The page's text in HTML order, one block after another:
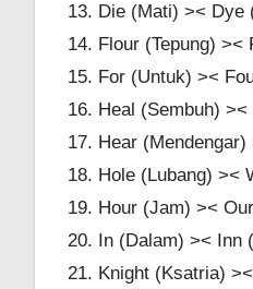
13. Die (Mati) >< Dye
14. Flour (Tepung) ><
15. For (Untuk) ><
16. Heal (Sembuh)
17. Hear
18. Hole (Lubang) ><
19. Hour (Jam) ><
20. In (Dalam) >< Inn
21. Knight (Ksatria)